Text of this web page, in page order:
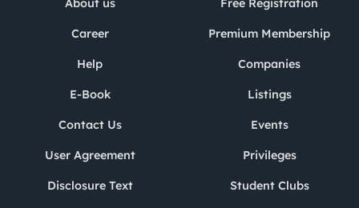
About us
Career
Help
E-Book
Contact Us
User Agreement
Disclosure Text
Free Registration
Premium Membership
Companies
Listings
Events
Privileges
Student Clubs